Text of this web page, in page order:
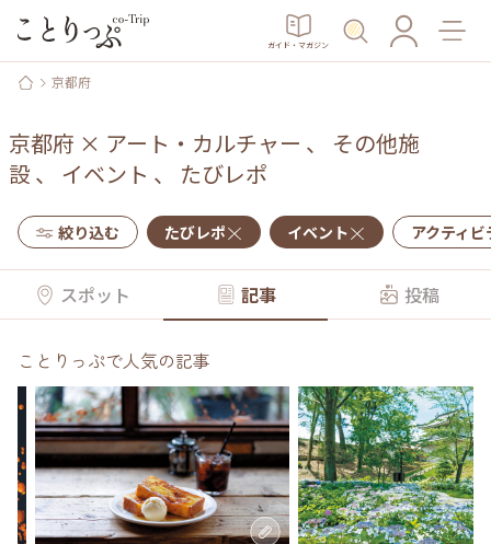
ガイド・マガジン
京都府
京都府 × アート・カルチャー 、 その他施
設、 イベント 、 たびレポ
絞り込む たびレポ イベント アクティ
スポット 記事 投稿
ことりっぷで人気の記事